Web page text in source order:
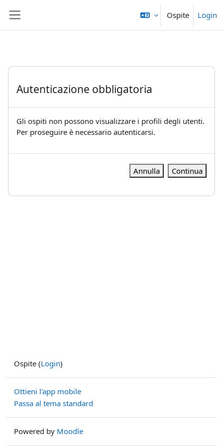
Ospite Login
Autenticazione obbligatoria
Gli ospiti non possono visualizzare i profili degli utenti.
Per proseguire è necessario autenticarsi.
Annulla Continua
Ospite (Login)
Ottieni l'app mobile
Passa al tema standard
Powered by Moodle